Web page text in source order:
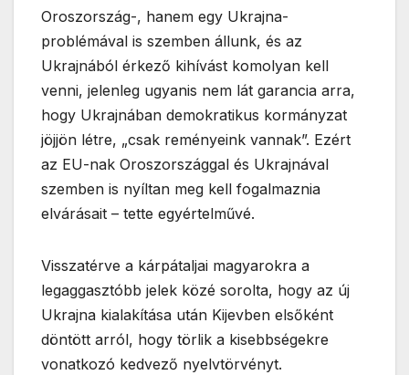
Oroszország-, hanem egy Ukrajna-
problémával is szemben állunk, és az
Ukrajnából érkező kihívást komolyan kell
venni, jelenleg ugyanis nem lát garancia arra,
hogy Ukrajnában demokratikus kormányzat
jöjjön létre, „csak reményeink vannak”. Ezért
az EU-nak Oroszországgal és Ukrajnával
szemben is nyíltan meg kell fogalmaznia
elvárásait – tette egyértelművé.
Visszatérve a kárpátaljai magyarokra a
legaggasztóbb jelek közé sorolta, hogy az új
Ukrajna kialakítása után Kijevben elsőként
döntött arról, hogy törlik a kisebbségekre
vonatkozó kedvező nyelvtörvényt.